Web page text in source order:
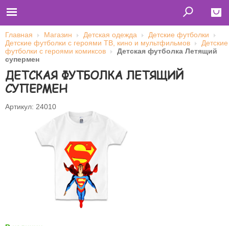
Close
Главная
Футболки
Толстовки (кенгурушки)
Свитшоты
Бейсболки
Сотрудничество
Имя пользователя (логин)
Главная Магазин Детская одежда
Детские футболки
Детские футболки с героями ТВ, кино и мультфильмов
Детские
футболки с героями комиксов
Детская футболка Летящий
супермен
ДЕТСКАЯ ФУТБОЛКА ЛЕТЯЩИЙ
СУПЕРМЕН
Артикул: 24010